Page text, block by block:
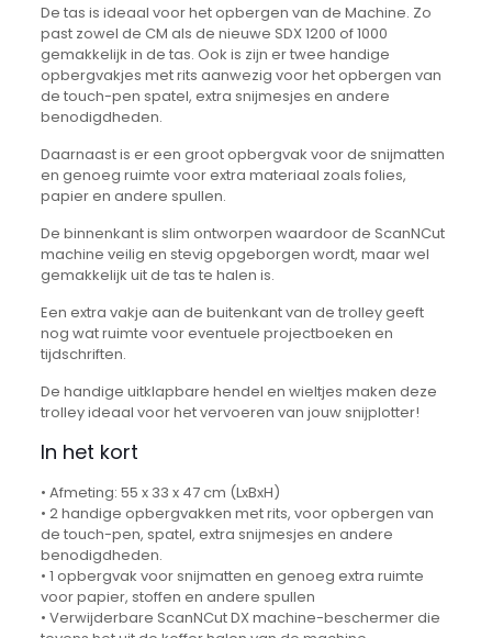
De tas is ideaal voor het opbergen van de Machine. Zo
past zowel de CM als de nieuwe SDX 1200 of 1000
gemakkelijk in de tas. Ook is zijn er twee handige
opbergvakjes met rits aanwezig voor het opbergen van
de touch-pen spatel, extra snijmesjes en andere
benodigdheden.
Daarnaast is er een groot opbergvak voor de snijmatten
en genoeg ruimte voor extra materiaal zoals folies,
papier en andere spullen.
De binnenkant is slim ontworpen waardoor de ScanNCut
machine veilig en stevig opgeborgen wordt, maar wel
gemakkelijk uit de tas te halen is.
Een extra vakje aan de buitenkant van de trolley geeft
nog wat ruimte voor eventuele projectboeken en
tijdschriften.
De handige uitklapbare hendel en wieltjes maken deze
trolley ideaal voor het vervoeren van jouw snijplotter!
In het kort
• Afmeting: 55 x 33 x 47 cm (LxBxH)
• 2 handige opbergvakken met rits, voor opbergen van
de touch-pen, spatel, extra snijmesjes en andere
benodigdheden.
• 1 opbergvak voor snijmatten en genoeg extra ruimte
voor papier, stoffen en andere spullen
• Verwijderbare ScanNCut DX machine-beschermer die